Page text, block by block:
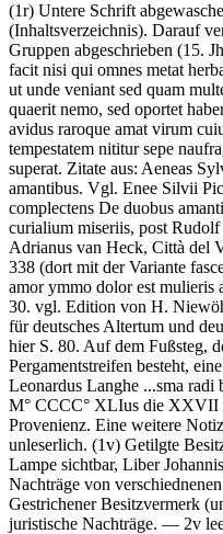
(1r) Untere Schrift
(Inhaltsverzeichnis). Darauf
Gruppen abgeschrieben (15.
facit nisi qui omnes metat
ut unde veniant sed quam
quaerit nemo, sed oportet
avidus raroque amat virum
tempestatem nititur sepe
superat. Zitate aus: Aeneas
amantibus. Vgl. Enee Silvii
complectens De duobus
curialium miseriis, post
Adrianus van Heck, Città del
338 (dort mit der Variante
amor ymmo dolor est mulieris
30. vgl. Edition von H.
für deutsches Altertum und
hier S. 80. Auf dem Fußsteg,
Pergamentstreifen besteht,
Leonardus Langhe ...sma radi
M° CCCC° XLIus die XXVII
Provenienz. Eine weitere
unleserlich. (1v) Getilgte
Lampe sichtbar, Liber
Nachträge von
Gestrichener Besitzvermerk
juristische Nachträge. — 2v